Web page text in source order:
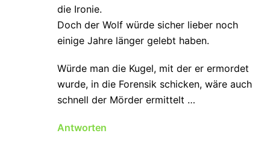
die Ironie.
Doch der Wolf würde sicher lieber noch
einige Jahre länger gelebt haben.
Würde man die Kugel, mit der er ermordet
wurde, in die Forensik schicken, wäre auch
schnell der Mörder ermittelt …
Antworten